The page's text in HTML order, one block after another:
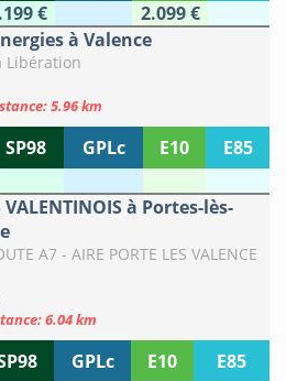
€
2.099 €
à Valence
Libération
5.96 km
SP98 GPLc E10
E85
VALENTINOIS à Portes-lès-
A7 - AIRE PORTE LES VALENCE
6.04 km
GPLc E10
E85